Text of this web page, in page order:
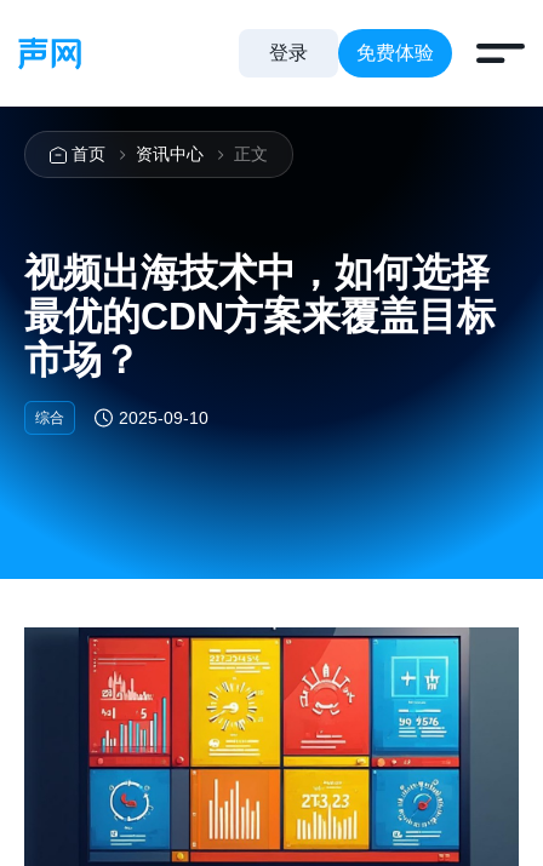
登录 免费体验
首页 资讯中心 正文
视频出海技术中，如何选择
最优的CDN方案来覆盖目标
市场？
综合 2025-09-10